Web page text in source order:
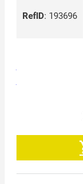
RefID: 193696